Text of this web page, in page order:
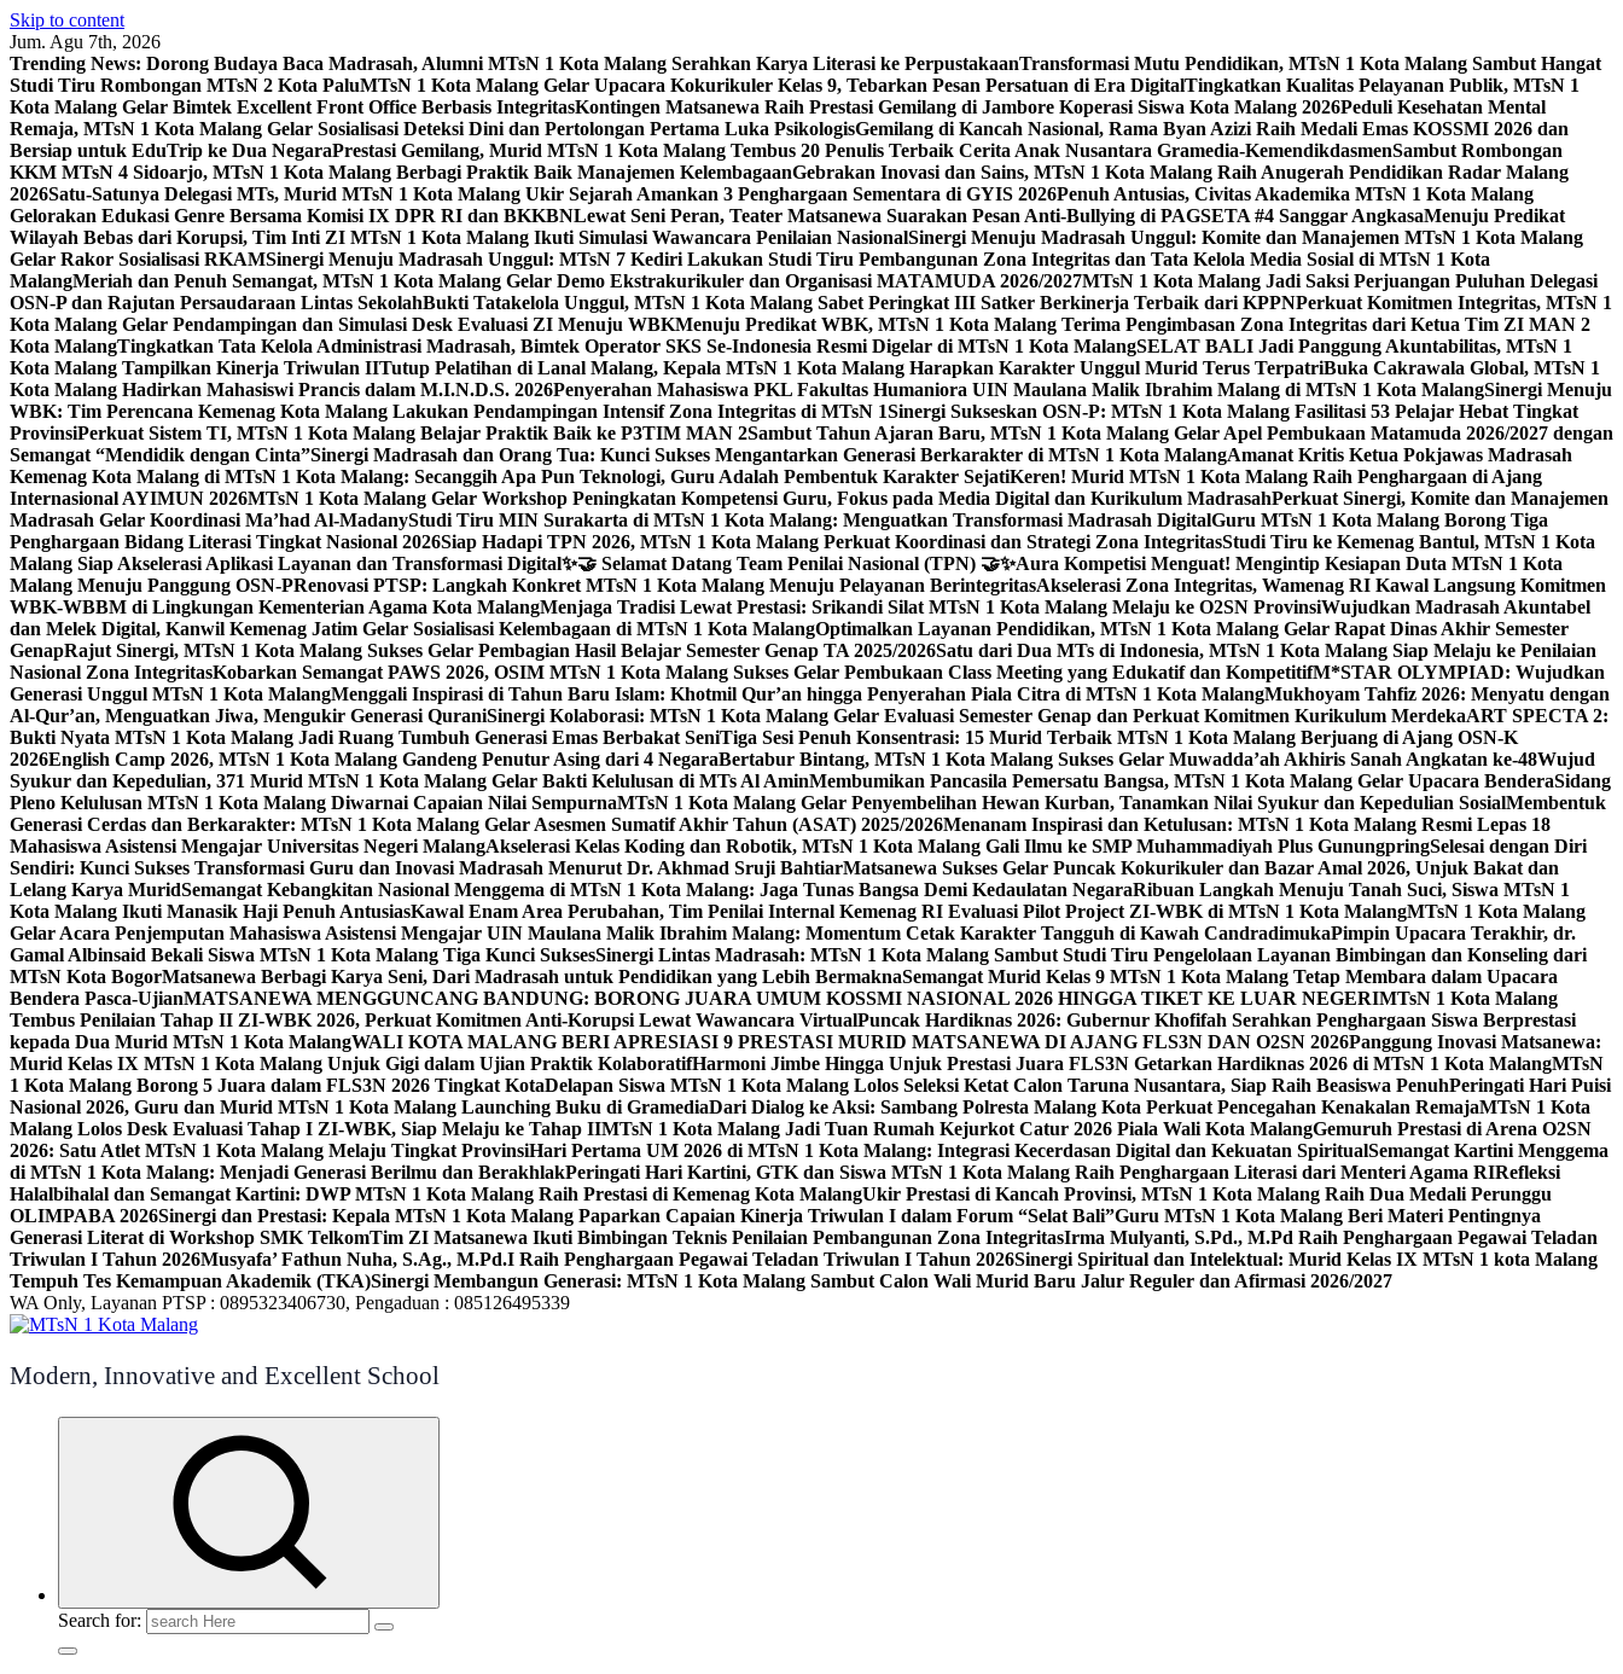
Skip to content
Jum. Agu 7th, 2026
Trending News: Dorong Budaya Baca Madrasah, Alumni MTsN 1 Kota Malang Serahkan Karya Literasi ke PerpustakaanTransformasi Mutu Pendidikan, MTsN 1 Kota Malang Sambut Hangat
Studi Tiru Rombongan MTsN 2 Kota PaluMTsN 1 Kota Malang Gelar Upacara Kokurikuler Kelas 9, Tebarkan Pesan Persatuan di Era DigitalTingkatkan Kualitas Pelayanan Publik, MTsN 1
Kota Malang Gelar Bimtek Excellent Front Office Berbasis IntegritasKontingen Matsanewa Raih Prestasi Gemilang di Jambore Koperasi Siswa Kota Malang 2026Peduli Kesehatan Mental
Remaja, MTsN 1 Kota Malang Gelar Sosialisasi Deteksi Dini dan Pertolongan Pertama Luka PsikologisGemilang di Kancah Nasional, Rama Byan Azizi Raih Medali Emas KOSSMI 2026 dan
Bersiap untuk EduTrip ke Dua NegaraPrestasi Gemilang, Murid MTsN 1 Kota Malang Tembus 20 Penulis Terbaik Cerita Anak Nusantara Gramedia-KemendikdasmenSambut Rombongan
KKM MTsN 4 Sidoarjo, MTsN 1 Kota Malang Berbagi Praktik Baik Manajemen KelembagaanGebrakan Inovasi dan Sains, MTsN 1 Kota Malang Raih Anugerah Pendidikan Radar Malang
2026Satu-Satunya Delegasi MTs, Murid MTsN 1 Kota Malang Ukir Sejarah Amankan 3 Penghargaan Sementara di GYIS 2026Penuh Antusias, Civitas Akademika MTsN 1 Kota Malang
Gelorakan Edukasi Genre Bersama Komisi IX DPR RI dan BKKBNLewat Seni Peran, Teater Matsanewa Suarakan Pesan Anti-Bullying di PAGSETA #4 Sanggar AngkasaMenuju Predikat
Wilayah Bebas dari Korupsi, Tim Inti ZI MTsN 1 Kota Malang Ikuti Simulasi Wawancara Penilaian NasionalSinergi Menuju Madrasah Unggul: Komite dan Manajemen MTsN 1 Kota Malang
Gelar Rakor Sosialisasi RKAMSinergi Menuju Madrasah Unggul: MTsN 7 Kediri Lakukan Studi Tiru Pembangunan Zona Integritas dan Tata Kelola Media Sosial di MTsN 1 Kota
MalangMeriah dan Penuh Semangat, MTsN 1 Kota Malang Gelar Demo Ekstrakurikuler dan Organisasi MATAMUDA 2026/2027MTsN 1 Kota Malang Jadi Saksi Perjuangan Puluhan Delegasi
OSN-P dan Rajutan Persaudaraan Lintas SekolahBukti Tatakelola Unggul, MTsN 1 Kota Malang Sabet Peringkat III Satker Berkinerja Terbaik dari KPPNPerkuat Komitmen Integritas, MTsN 1
Kota Malang Gelar Pendampingan dan Simulasi Desk Evaluasi ZI Menuju WBKMenuju Predikat WBK, MTsN 1 Kota Malang Terima Pengimbasan Zona Integritas dari Ketua Tim ZI MAN 2
Kota MalangTingkatkan Tata Kelola Administrasi Madrasah, Bimtek Operator SKS Se-Indonesia Resmi Digelar di MTsN 1 Kota MalangSELAT BALI Jadi Panggung Akuntabilitas, MTsN 1
Kota Malang Tampilkan Kinerja Triwulan IITutup Pelatihan di Lanal Malang, Kepala MTsN 1 Kota Malang Harapkan Karakter Unggul Murid Terus TerpatriBuka Cakrawala Global, MTsN 1
Kota Malang Hadirkan Mahasiswi Prancis dalam M.I.N.D.S. 2026Penyerahan Mahasiswa PKL Fakultas Humaniora UIN Maulana Malik Ibrahim Malang di MTsN 1 Kota MalangSinergi Menuju
WBK: Tim Perencana Kemenag Kota Malang Lakukan Pendampingan Intensif Zona Integritas di MTsN 1Sinergi Sukseskan OSN-P: MTsN 1 Kota Malang Fasilitasi 53 Pelajar Hebat Tingkat
ProvinsiPerkuat Sistem TI, MTsN 1 Kota Malang Belajar Praktik Baik ke P3TIM MAN 2Sambut Tahun Ajaran Baru, MTsN 1 Kota Malang Gelar Apel Pembukaan Matamuda 2026/2027 dengan
Semangat “Mendidik dengan Cinta”Sinergi Madrasah dan Orang Tua: Kunci Sukses Mengantarkan Generasi Berkarakter di MTsN 1 Kota MalangAmanat Kritis Ketua Pokjawas Madrasah
Kemenag Kota Malang di MTsN 1 Kota Malang: Secanggih Apa Pun Teknologi, Guru Adalah Pembentuk Karakter SejatiKeren! Murid MTsN 1 Kota Malang Raih Penghargaan di Ajang
Internasional AYIMUN 2026MTsN 1 Kota Malang Gelar Workshop Peningkatan Kompetensi Guru, Fokus pada Media Digital dan Kurikulum MadrasahPerkuat Sinergi, Komite dan Manajemen
Madrasah Gelar Koordinasi Ma’had Al-MadanyStudi Tiru MIN Surakarta di MTsN 1 Kota Malang: Menguatkan Transformasi Madrasah DigitalGuru MTsN 1 Kota Malang Borong Tiga
Penghargaan Bidang Literasi Tingkat Nasional 2026Siap Hadapi TPN 2026, MTsN 1 Kota Malang Perkuat Koordinasi dan Strategi Zona IntegritasStudi Tiru ke Kemenag Bantul, MTsN 1 Kota
Malang Siap Akselerasi Aplikasi Layanan dan Transformasi Digital✨🤝 Selamat Datang Team Penilai Nasional (TPN) 🤝✨Aura Kompetisi Menguat! Mengintip Kesiapan Duta MTsN 1 Kota
Malang Menuju Panggung OSN-PRenovasi PTSP: Langkah Konkret MTsN 1 Kota Malang Menuju Pelayanan BerintegritasAkselerasi Zona Integritas, Wamenag RI Kawal Langsung Komitmen
WBK-WBBM di Lingkungan Kementerian Agama Kota MalangMenjaga Tradisi Lewat Prestasi: Srikandi Silat MTsN 1 Kota Malang Melaju ke O2SN ProvinsiWujudkan Madrasah Akuntabel
dan Melek Digital, Kanwil Kemenag Jatim Gelar Sosialisasi Kelembagaan di MTsN 1 Kota MalangOptimalkan Layanan Pendidikan, MTsN 1 Kota Malang Gelar Rapat Dinas Akhir Semester
GenapRajut Sinergi, MTsN 1 Kota Malang Sukses Gelar Pembagian Hasil Belajar Semester Genap TA 2025/2026Satu dari Dua MTs di Indonesia, MTsN 1 Kota Malang Siap Melaju ke Penilaian
Nasional Zona IntegritasKobarkan Semangat PAWS 2026, OSIM MTsN 1 Kota Malang Sukses Gelar Pembukaan Class Meeting yang Edukatif dan KompetitifM*STAR OLYMPIAD: Wujudkan
Generasi Unggul MTsN 1 Kota MalangMenggali Inspirasi di Tahun Baru Islam: Khotmil Qur’an hingga Penyerahan Piala Citra di MTsN 1 Kota MalangMukhoyam Tahfiz 2026: Menyatu dengan
Al-Qur’an, Menguatkan Jiwa, Mengukir Generasi QuraniSinergi Kolaborasi: MTsN 1 Kota Malang Gelar Evaluasi Semester Genap dan Perkuat Komitmen Kurikulum MerdekaART SPECTA 2:
Bukti Nyata MTsN 1 Kota Malang Jadi Ruang Tumbuh Generasi Emas Berbakat SeniTiga Sesi Penuh Konsentrasi: 15 Murid Terbaik MTsN 1 Kota Malang Berjuang di Ajang OSN-K
2026English Camp 2026, MTsN 1 Kota Malang Gandeng Penutur Asing dari 4 NegaraBertabur Bintang, MTsN 1 Kota Malang Sukses Gelar Muwadda’ah Akhiris Sanah Angkatan ke-48Wujud
Syukur dan Kepedulian, 371 Murid MTsN 1 Kota Malang Gelar Bakti Kelulusan di MTs Al AminMembumikan Pancasila Pemersatu Bangsa, MTsN 1 Kota Malang Gelar Upacara BenderaSidang
Pleno Kelulusan MTsN 1 Kota Malang Diwarnai Capaian Nilai SempurnaMTsN 1 Kota Malang Gelar Penyembelihan Hewan Kurban, Tanamkan Nilai Syukur dan Kepedulian SosialMembentuk
Generasi Cerdas dan Berkarakter: MTsN 1 Kota Malang Gelar Asesmen Sumatif Akhir Tahun (ASAT) 2025/2026Menanam Inspirasi dan Ketulusan: MTsN 1 Kota Malang Resmi Lepas 18
Mahasiswa Asistensi Mengajar Universitas Negeri MalangAkselerasi Kelas Koding dan Robotik, MTsN 1 Kota Malang Gali Ilmu ke SMP Muhammadiyah Plus GunungpringSelesai dengan Diri
Sendiri: Kunci Sukses Transformasi Guru dan Inovasi Madrasah Menurut Dr. Akhmad Sruji BahtiarMatsanewa Sukses Gelar Puncak Kokurikuler dan Bazar Amal 2026, Unjuk Bakat dan
Lelang Karya MuridSemangat Kebangkitan Nasional Menggema di MTsN 1 Kota Malang: Jaga Tunas Bangsa Demi Kedaulatan NegaraRibuan Langkah Menuju Tanah Suci, Siswa MTsN 1
Kota Malang Ikuti Manasik Haji Penuh AntusiasKawal Enam Area Perubahan, Tim Penilai Internal Kemenag RI Evaluasi Pilot Project ZI-WBK di MTsN 1 Kota MalangMTsN 1 Kota Malang
Gelar Acara Penjemputan Mahasiswa Asistensi Mengajar UIN Maulana Malik Ibrahim Malang: Momentum Cetak Karakter Tangguh di Kawah CandradimukaPimpin Upacara Terakhir, dr.
Gamal Albinsaid Bekali Siswa MTsN 1 Kota Malang Tiga Kunci SuksesSinergi Lintas Madrasah: MTsN 1 Kota Malang Sambut Studi Tiru Pengelolaan Layanan Bimbingan dan Konseling dari
MTsN Kota BogorMatsanewa Berbagi Karya Seni, Dari Madrasah untuk Pendidikan yang Lebih BermaknaSemangat Murid Kelas 9 MTsN 1 Kota Malang Tetap Membara dalam Upacara
Bendera Pasca-UjianMATSANEWA MENGGUNCANG BANDUNG: BORONG JUARA UMUM KOSSMI NASIONAL 2026 HINGGA TIKET KE LUAR NEGERIMTsN 1 Kota Malang
Tembus Penilaian Tahap II ZI-WBK 2026, Perkuat Komitmen Anti-Korupsi Lewat Wawancara VirtualPuncak Hardiknas 2026: Gubernur Khofifah Serahkan Penghargaan Siswa Berprestasi
kepada Dua Murid MTsN 1 Kota MalangWALI KOTA MALANG BERI APRESIASI 9 PRESTASI MURID MATSANEWA DI AJANG FLS3N DAN O2SN 2026Panggung Inovasi Matsanewa:
Murid Kelas IX MTsN 1 Kota Malang Unjuk Gigi dalam Ujian Praktik KolaboratifHarmoni Jimbe Hingga Unjuk Prestasi Juara FLS3N Getarkan Hardiknas 2026 di MTsN 1 Kota MalangMTsN
1 Kota Malang Borong 5 Juara dalam FLS3N 2026 Tingkat KotaDelapan Siswa MTsN 1 Kota Malang Lolos Seleksi Ketat Calon Taruna Nusantara, Siap Raih Beasiswa PenuhPeringati Hari Puisi
Nasional 2026, Guru dan Murid MTsN 1 Kota Malang Launching Buku di GramediaDari Dialog ke Aksi: Sambang Polresta Malang Kota Perkuat Pencegahan Kenakalan RemajaMTsN 1 Kota
Malang Lolos Desk Evaluasi Tahap I ZI-WBK, Siap Melaju ke Tahap IIMTsN 1 Kota Malang Jadi Tuan Rumah Kejurkot Catur 2026 Piala Wali Kota MalangGemuruh Prestasi di Arena O2SN
2026: Satu Atlet MTsN 1 Kota Malang Melaju Tingkat ProvinsiHari Pertama UM 2026 di MTsN 1 Kota Malang: Integrasi Kecerdasan Digital dan Kekuatan SpiritualSemangat Kartini Menggema
di MTsN 1 Kota Malang: Menjadi Generasi Berilmu dan BerakhlakPeringati Hari Kartini, GTK dan Siswa MTsN 1 Kota Malang Raih Penghargaan Literasi dari Menteri Agama RIRefleksi
Halalbihalal dan Semangat Kartini: DWP MTsN 1 Kota Malang Raih Prestasi di Kemenag Kota MalangUkir Prestasi di Kancah Provinsi, MTsN 1 Kota Malang Raih Dua Medali Perunggu
OLIMPABA 2026Sinergi dan Prestasi: Kepala MTsN 1 Kota Malang Paparkan Capaian Kinerja Triwulan I dalam Forum “Selat Bali”Guru MTsN 1 Kota Malang Beri Materi Pentingnya
Generasi Literat di Workshop SMK TelkomTim ZI Matsanewa Ikuti Bimbingan Teknis Penilaian Pembangunan Zona IntegritasIrma Mulyanti, S.Pd., M.Pd Raih Penghargaan Pegawai Teladan
Triwulan I Tahun 2026Musyafa’ Fathun Nuha, S.Ag., M.Pd.I Raih Penghargaan Pegawai Teladan Triwulan I Tahun 2026Sinergi Spiritual dan Intelektual: Murid Kelas IX MTsN 1 kota Malang
Tempuh Tes Kemampuan Akademik (TKA)Sinergi Membangun Generasi: MTsN 1 Kota Malang Sambut Calon Wali Murid Baru Jalur Reguler dan Afirmasi 2026/2027
WA Only, Layanan PTSP : 0895323406730, Pengaduan : 085126495339
Modern, Innovative and Excellent School
Search for: